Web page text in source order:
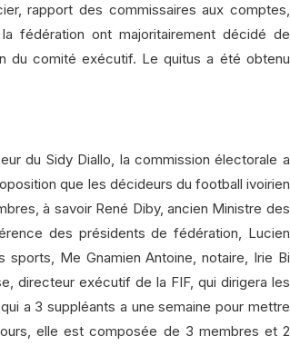
rapport des commissaires aux comptes,
fédération ont majoritairement décidé de
du comité exécutif. Le quitus a été obtenu
du Sidy Diallo, la commission électorale a
que les décideurs du football ivoirien
à savoir René Diby, ancien Ministre des
des présidents de fédération, Lucien
sports, Me Gnamien Antoine, notaire, Irie Bi
directeur exécutif de la FIF, qui dirigera les
a 3 suppléants a une semaine pour mettre
elle est composée de 3 membres et 2